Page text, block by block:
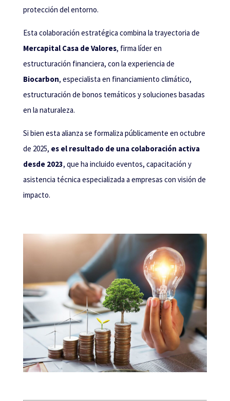
protección del entorno.
Esta colaboración estratégica combina la trayectoria de
Mercapital Casa de Valores, firma líder en
estructuración financiera, con la experiencia de
Biocarbon, especialista en financiamiento climático,
estructuración de bonos temáticos y soluciones basadas
en la naturaleza.
Si bien esta alianza se formaliza públicamente en octubre
de 2025, es el resultado de una colaboración activa
desde 2023, que ha incluido eventos, capacitación y
asistencia técnica especializada a empresas con visión de
impacto.